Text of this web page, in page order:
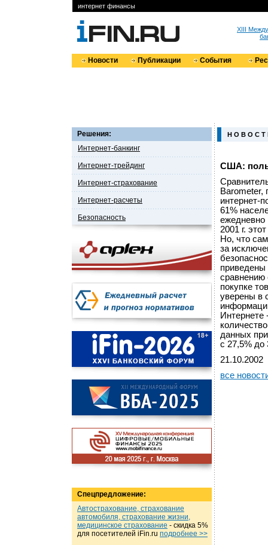
интернет финансы
XIII
Новости Публикации События
Решения:
Интернет-банкинг
Интернет-трейдинг
Интернет-страхование
Интернет-расчеты
Безопасность
Спецпредложение:
Автострахование, страхование
автомобиля, страхование жизни,
медицинское страхование - cкидка 5%
для посетителей iFin.ru подробнеe >>
Н О В О С Т
США:
Barometer,
интернет-
61%
ежедневно
2001 г.
Но, что
за
приведены
сравнению
покупке
уверены в
Интернете
данных
с 27,5% до
21.10.2002
все